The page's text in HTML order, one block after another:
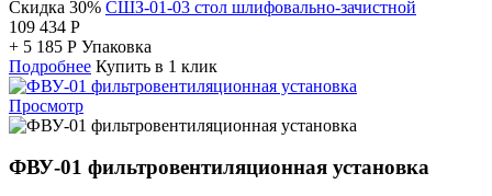
Скидка 30% СШЗ-01-03 стол шлифовально-зачистной
109 434 Р
+ 5 185 Р Упаковка
Подробнее Купить в 1 клик
Просмотр
ФВУ-01 фильтровентиляционная установка